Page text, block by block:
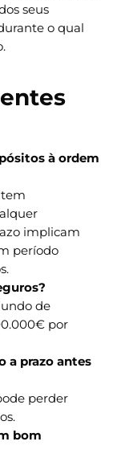
seus
o qual
à ordem
implicam
período
de
por
a prazo antes
perder
bom